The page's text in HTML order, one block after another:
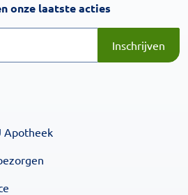
onze laatste acties
Inschrijven
Apotheek